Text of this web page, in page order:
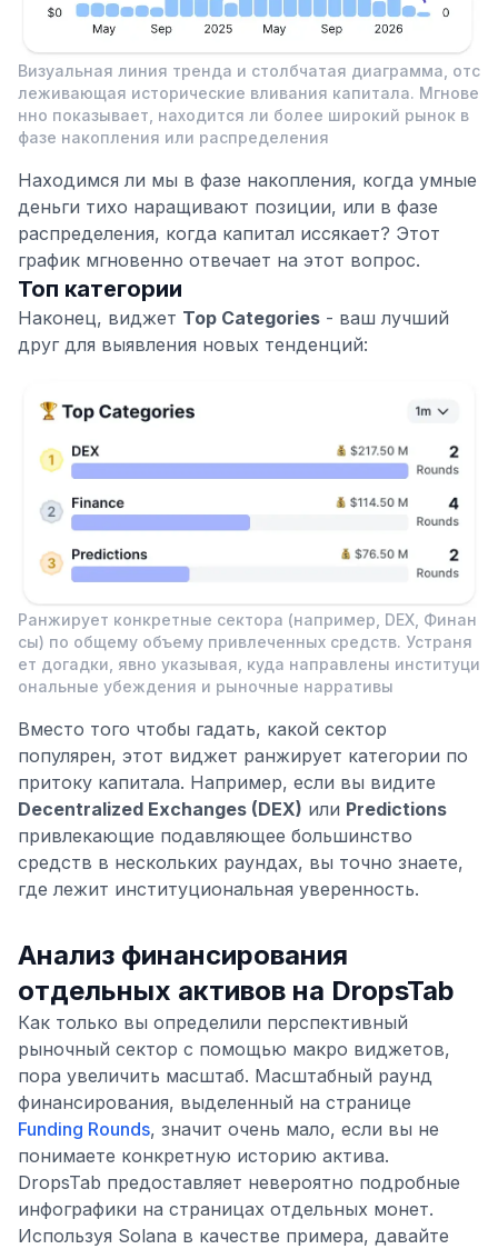
Визуальная линия тренда и столбчатая диаграмма, отс
леживающая исторические вливания капитала. Мгнове
нно показывает, находится ли более широкий рынок в
фазе накопления или распределения
Находимся ли мы в фазе накопления, когда умные
деньги тихо наращивают позиции, или в фазе
распределения, когда капитал иссякает? Этот
график мгновенно отвечает на этот вопрос.
Топ категории
Наконец, виджет Top Categories - ваш лучший
друг для выявления новых тенденций:
Ранжирует конкретные сектора (например, DEX, Финан
сы) по общему объему привлеченных средств. Устраня
ет догадки, явно указывая, куда направлены институци
ональные убеждения и рыночные нарративы
Вместо того чтобы гадать, какой сектор
популярен, этот виджет ранжирует категории по
притоку капитала. Например, если вы видите
Decentralized Exchanges (DEX) или Predictions
привлекающие подавляющее большинство
средств в нескольких раундах, вы точно знаете,
где лежит институциональная уверенность.
Анализ финансирования
отдельных активов на DropsTab
Как только вы определили перспективный
рыночный сектор с помощью макро виджетов,
пора увеличить масштаб. Масштабный раунд
финансирования, выделенный на странице
Funding Rounds, значит очень мало, если вы не
понимаете конкретную историю актива.
DropsTab предоставляет невероятно подробные
инфографики на страницах отдельных монет.
Используя Solana в качестве примера, давайте